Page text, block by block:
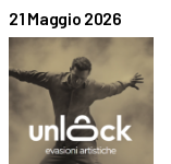
21 Maggio 2026